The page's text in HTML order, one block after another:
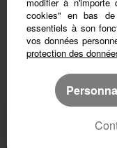
Var (83)
Ardèche (7)
cookies" en bas
essentiels à son
vos données
protection des